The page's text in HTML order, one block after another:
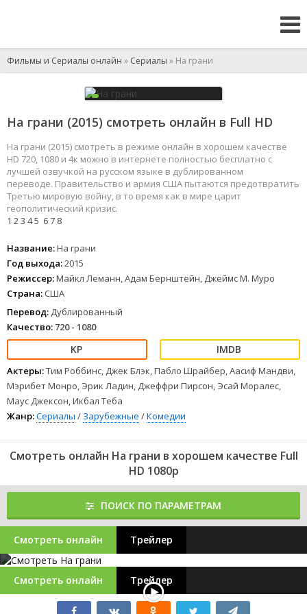
Фильмы и Сериалы онлайн » Сериалы » На грани
На грани (2015) смотреть онлайн в Full HD
На грани (2015) смотреть в режиме онлайн в хорошем качестве
HD 720, 1080 и 4к можно в интернете полностью бесплатно с
лучшей озвучкой на русском языке в дублированном
переводе. Правительство и армия США пытаются предотвратить
Третью мировую войну, в то время как в мире царит
геополитический кризис.
1 23 45 67 8
Название:На грани
Год выхода:2015
Режиссер:Майкл Леманн, Адам Бернштейн, Джеймс М. Муро
Страна: США
Перевод: Дублированный
Качество: 720 - 1080
Актеры:Тим Роббинс, Джек Блэк, Пабло Шрайбер, Аасиф Мандви,
Мэрибет Монро, Эрик Ладин, Джеффри Пирсон, Эсай Моралес,
Маус Джексон, Икбал Теба
Жанр:Сериалы / Зарубежные /Комедии
Смотреть онлайн На грани в хорошем качестве Full
HD 1080p
ПОИСК ПО ПАРАМЕТРАМ
Смотреть онлайн Трейлер
Смотреть онлайн Трейлер